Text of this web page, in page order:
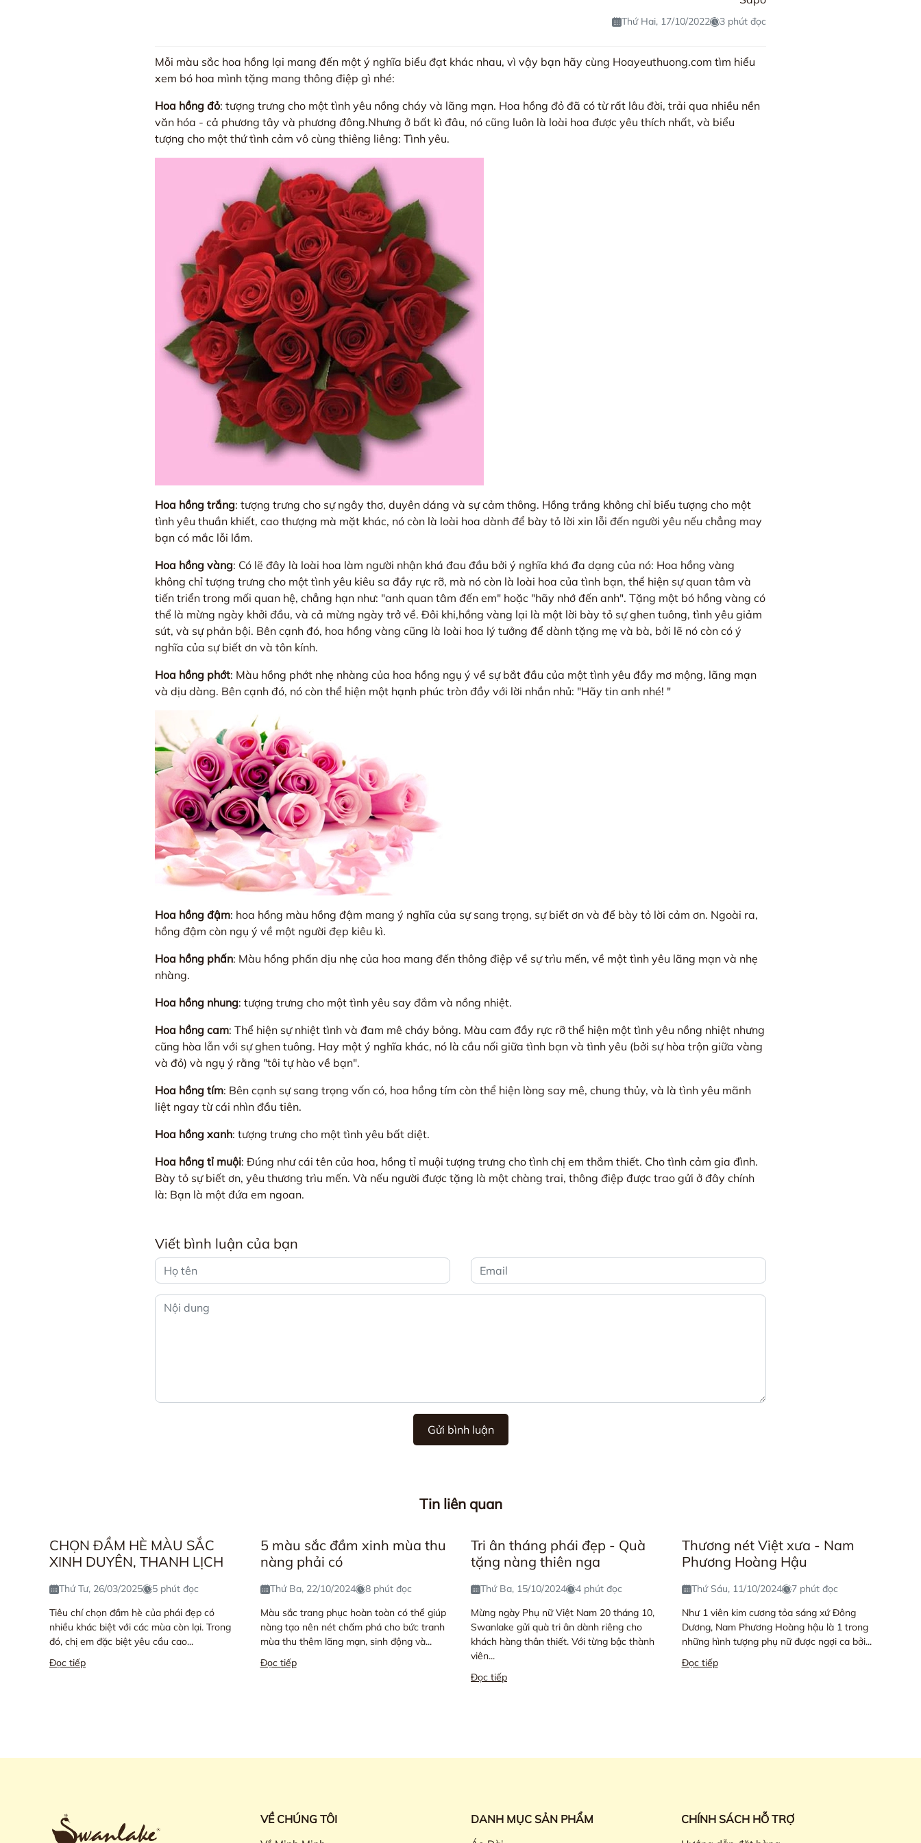
Thứ Hai, 17/10/2022 3 phút đọc
Mỗi màu sắc hoa hồng lại mang đến một ý nghĩa biểu đạt khác nhau, vì vậy bạn hãy cùng Hoayeuthuong.com tìm hiểu
xem bó hoa mình tặng mang thông điệp gì nhé:
Hoa hồng đỏ: tượng trưng cho một tình yêu nồng cháy và lãng mạn. Hoa hồng đỏ đã có từ rất lâu đời, trải qua nhiều nền
văn hóa - cả phương tây và phương đông.Nhưng ở bất kì đâu, nó cũng luôn là loài hoa được yêu thích nhất, và biểu
tượng cho một thứ tình cảm vô cùng thiêng liêng: Tình yêu.
Hoa hồng trắng: tượng trưng cho sự ngây thơ, duyên dáng và sự cảm thông. Hồng trắng không chỉ biểu tượng cho một
tình yêu thuần khiết, cao thượng mà mặt khác, nó còn là loài hoa dành để bày tỏ lời xin lỗi đến người yêu nếu chẳng may
bạn có mắc lỗi lầm.
Hoa hồng vàng: Có lẽ đây là loài hoa làm người nhận khá đau đầu bởi ý nghĩa khá đa dạng của nó: Hoa hồng vàng
không chỉ tượng trưng cho một tình yêu kiêu sa đầy rực rỡ, mà nó còn là loài hoa của tình bạn, thể hiện sự quan tâm và
tiến triển trong mối quan hệ, chẳng hạn như: "anh quan tâm đến em" hoặc "hãy nhớ đến anh". Tặng một bó hồng vàng có
thể là mừng ngày khởi đầu, và cả mừng ngày trở về. Đôi khi,hồng vàng lại là một lời bày tỏ sự ghen tuông, tình yêu giảm
sút, và sự phản bội. Bên cạnh đó, hoa hồng vàng cũng là loài hoa lý tưởng để dành tặng mẹ và bà, bởi lẽ nó còn có ý
nghĩa của sự biết ơn và tôn kính.
Hoa hồng phớt: Màu hồng phớt nhẹ nhàng của hoa hồng ngụ ý về sự bắt đầu của một tình yêu đầy mơ mộng, lãng mạn
và dịu dàng. Bên cạnh đó, nó còn thể hiện một hạnh phúc tròn đầy với lời nhắn nhủ: "Hãy tin anh nhé! "
Hoa hồng đậm: hoa hồng màu hồng đậm mang ý nghĩa của sự sang trọng, sự biết ơn và để bày tỏ lời cảm ơn. Ngoài ra,
hồng đậm còn ngụ ý về một người đẹp kiêu kì.
Hoa hồng phấn: Màu hồng phấn dịu nhẹ của hoa mang đến thông điệp về sự trìu mến, về một tình yêu lãng mạn và nhẹ
nhàng.
Hoa hồng nhung: tượng trưng cho một tình yêu say đắm và nồng nhiệt.
Hoa hồng cam: Thể hiện sự nhiệt tình và đam mê cháy bỏng. Màu cam đầy rực rỡ thể hiện một tình yêu nồng nhiệt nhưng
cũng hòa lẫn với sự ghen tuông. Hay một ý nghĩa khác, nó là cầu nối giữa tình bạn và tình yêu (bởi sự hòa trộn giữa vàng
và đỏ) và ngụ ý rằng "tôi tự hào về bạn".
Hoa hồng tím: Bên cạnh sự sang trọng vốn có, hoa hồng tím còn thể hiện lòng say mê, chung thủy, và là tình yêu mãnh
liệt ngay từ cái nhìn đầu tiên.
Hoa hồng xanh: tượng trưng cho một tình yêu bất diệt.
Hoa hồng tỉ muội: Đúng như cái tên của hoa, hồng tỉ muội tượng trưng cho tình chị em thắm thiết. Cho tình cảm gia đình.
Bày tỏ sự biết ơn, yêu thương trìu mến. Và nếu người được tặng là một chàng trai, thông điệp được trao gửi ở đây chính
là: Bạn là một đứa em ngoan.
Viết bình luận của bạn
Gửi bình luận
Tin liên quan
CHỌN ĐẦM HÈ MÀU SẮC
XINH DUYÊN, THANH LỊCH
Thứ Tư, 26/03/2025
5 phút đọc
Tiêu chí chọn đầm hè của phái đẹp có
nhiều khác biệt với các mùa còn lại. Trong
đó, chị em đặc biệt yêu cầu cao...
Đọc tiếp
5 màu sắc đầm xinh mùa thu
nàng phải có
Thứ Ba, 22/10/2024
8 phút đọc
Màu sắc trang phục hoàn toàn có thể giúp
nàng tạo nên nét chấm phá cho bức tranh
mùa thu thêm lãng mạn, sinh động và...
Đọc tiếp
Tri ân tháng phái đẹp - Quà
tặng nàng thiên nga
Thứ Ba, 15/10/2024
4 phút đọc
Mừng ngày Phụ nữ Việt Nam 20 tháng 10,
Swanlake gửi quà tri ân dành riêng cho
khách hàng thân thiết. Với từng bậc thành
viên...
Đọc tiếp
Thương nét Việt xưa - Nam
Phương Hoàng Hậu
Thứ Sáu, 11/10/2024
7 phút đọc
Như 1 viên kim cương tỏa sáng xứ Đông
Dương, Nam Phương Hoàng hậu là 1 trong
những hình tượng phụ nữ được ngợi ca bởi...
Đọc tiếp
VỀ CHÚNG TÔI DANH MỤC SẢN PHẨM CHÍNH SÁCH HỖ TRỢ